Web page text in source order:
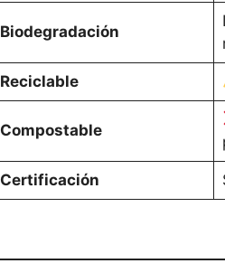
Biodegradación
Reciclable
Compostable
Certificación